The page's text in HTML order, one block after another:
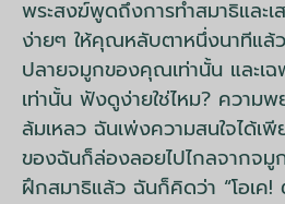
พระสงฆ์พูดถึงการทำสมาธิและ
ง่ายๆ ให้คุณหลับตาหนึ่งนาทีแล้
ปลายจมูกของคุณเท่านั้น และเ
เท่านั้น ฟังดูง่ายใช่ไหม? ความ
ล้มเหลว ฉันเพ่งความสนใจได้เ
ของฉันก็ล่องลอยไปไกลจากจ
ฝึกสมาธิแล้ว ฉันก็คิดว่า “โอเค